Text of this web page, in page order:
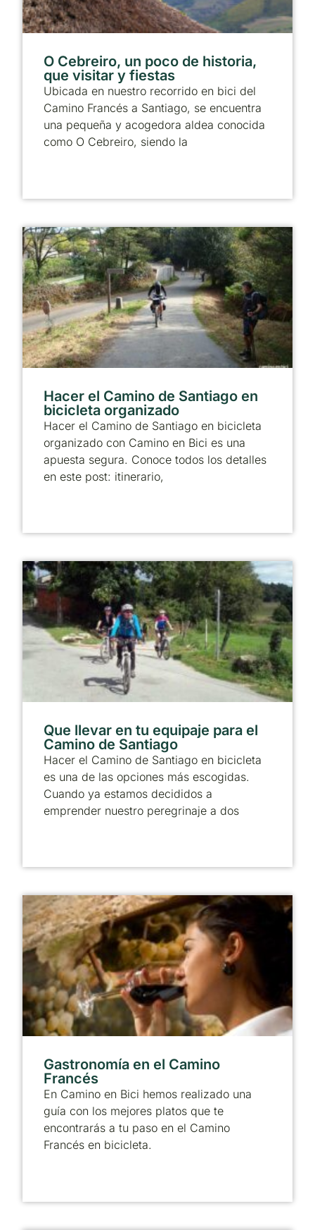
O Cebreiro, un poco de historia,
que visitar y fiestas
Ubicada en nuestro recorrido en bici del
Camino Francés a Santiago, se encuentra
una pequeña y acogedora aldea conocida
como O Cebreiro, siendo la
Hacer el Camino de Santiago en
bicicleta organizado
Hacer el Camino de Santiago en bicicleta
organizado con Camino en Bici es una
apuesta segura. Conoce todos los detalles
en este post: itinerario,
Que llevar en tu equipaje para el
Camino de Santiago
Hacer el Camino de Santiago en bicicleta
es una de las opciones más escogidas.
Cuando ya estamos decididos a
emprender nuestro peregrinaje a dos
Gastronomía en el Camino
Francés
En Camino en Bici hemos realizado una
guía con los mejores platos que te
encontrarás a tu paso en el Camino
Francés en bicicleta.